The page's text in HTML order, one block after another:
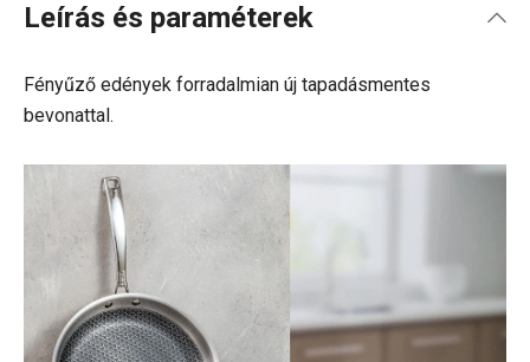
Leírás és paraméterek
Fényűző edények forradalmian új tapadásmentes
bevonattal.